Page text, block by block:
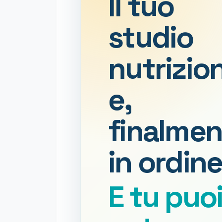
studio
e,
in
E tu puoi